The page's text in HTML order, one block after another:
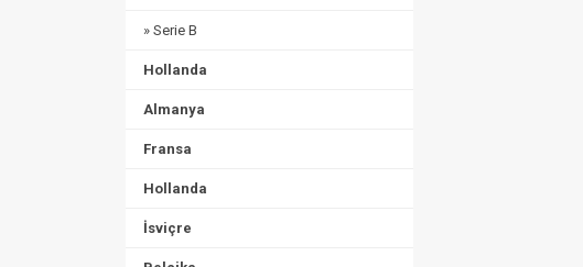
» Serie B
Hollanda
Almanya
Fransa
Hollanda
İsviçre